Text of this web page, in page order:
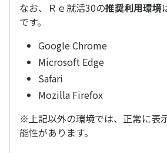
なお、Ｒｅ就活30の推奨利用環境
です。
Google Chrome
Microsoft Edge
Safari
Mozilla Firefox
※上記以外の環境では、正常に表
能性があります。